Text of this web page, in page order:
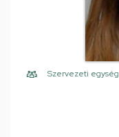
Szervezeti egység